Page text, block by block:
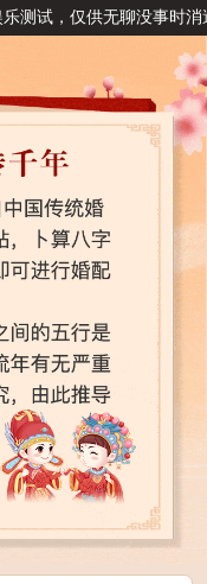
试，仅供无聊没事时消